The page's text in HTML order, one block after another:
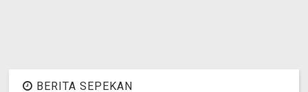
BERITA SEPEKAN